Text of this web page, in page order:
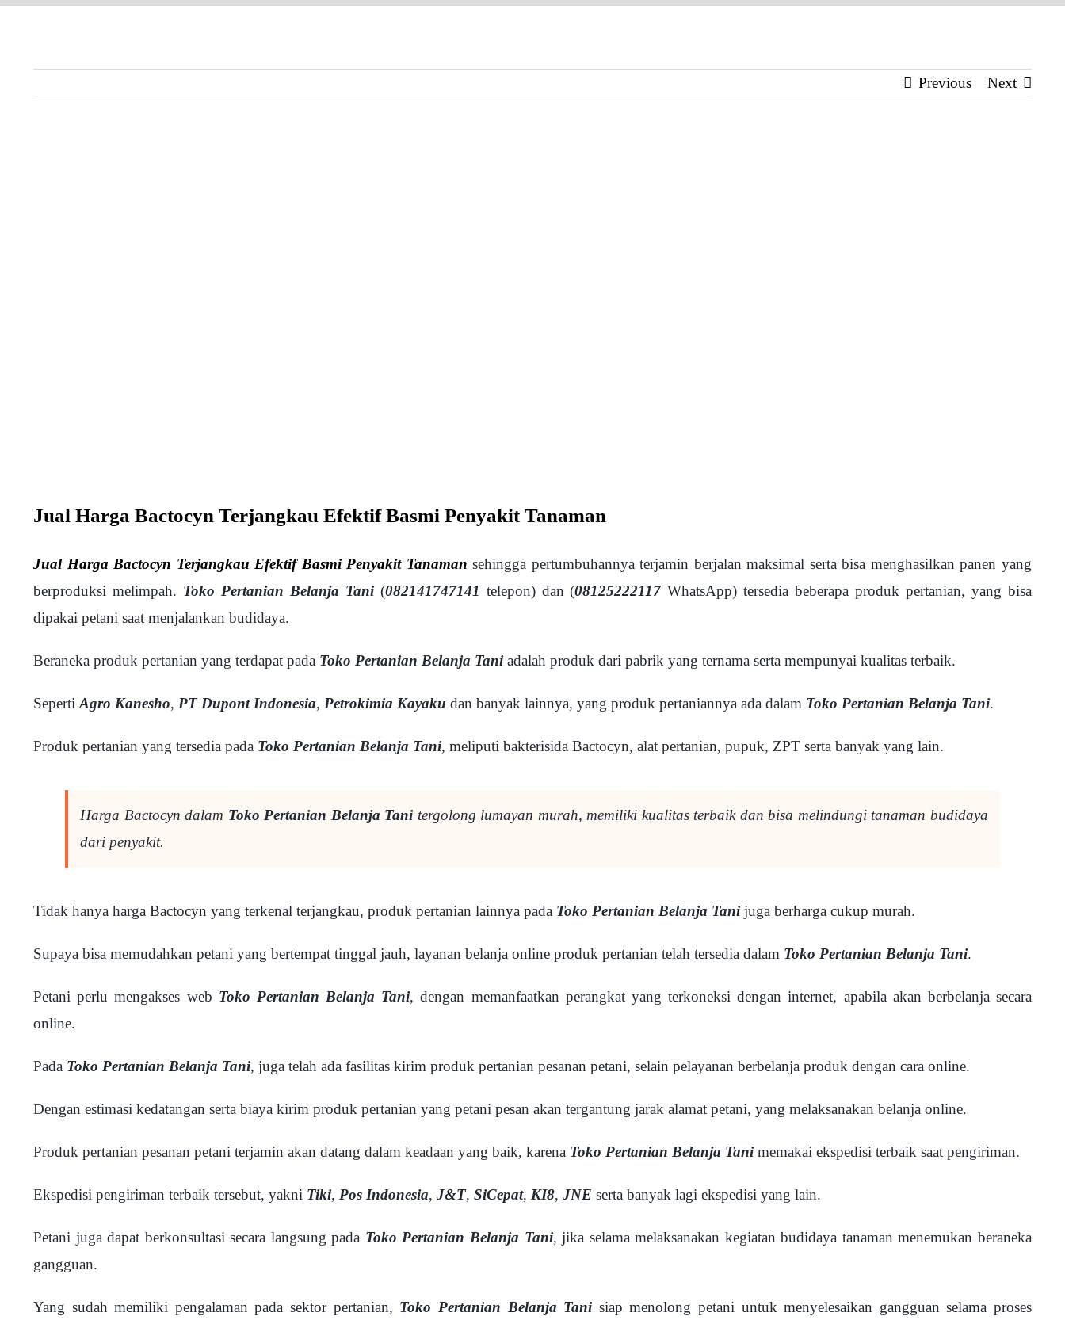
Previous Next
Jual Harga Bactocyn Terjangkau Efektif Basmi Penyakit Tanaman
Jual Harga Bactocyn Terjangkau Efektif Basmi Penyakit Tanaman sehingga pertumbuhannya terjamin berjalan maksimal serta bisa menghasilkan panen yang
berproduksi melimpah. Toko Pertanian Belanja Tani(082141747141 telepon) dan (08125222117 WhatsApp) tersedia beberapa produk pertanian, yang bisa
dipakai petani saat menjalankan budidaya.
Beraneka produk pertanian yang terdapat pada Toko Pertanian Belanja Taniadalah produk dari pabrik yang ternama serta mempunyai kualitas terbaik.
Seperti Agro Kanesho, PT Dupont Indonesia, Petrokimia Kayaku dan banyak lainnya, yang produk pertaniannya ada dalam Toko Pertanian Belanja Tani.
Produk pertanian yang tersedia pada Toko Pertanian Belanja Tani, meliputi bakterisida Bactocyn, alat pertanian, pupuk, ZPT serta banyak yang lain.
Harga Bactocyn dalam Toko Pertanian Belanja Tanitergolong lumayan murah, memiliki kualitas terbaik dan bisa melindungi tanaman budidaya
dari penyakit.
Tidak hanya harga Bactocyn yang terkenal terjangkau, produk pertanian lainnya pada Toko Pertanian Belanja Tanijuga berharga cukup murah.
Supaya bisa memudahkan petani yang bertempat tinggal jauh, layanan belanja online produk pertanian telah tersedia dalam Toko Pertanian Belanja Tani.
Petani perlu mengakses web Toko Pertanian Belanja Tani, dengan memanfaatkan perangkat yang terkoneksi dengan internet, apabila akan berbelanja secara
online.
Pada Toko Pertanian Belanja Tani, juga telah ada fasilitas kirim produk pertanian pesanan petani, selain pelayanan berbelanja produk dengan cara online.
Dengan estimasi kedatangan serta biaya kirim produk pertanian yang petani pesan akan tergantung jarak alamat petani, yang melaksanakan belanja online.
Produk pertanian pesanan petani terjamin akan datang dalam keadaan yang baik, karena Toko Pertanian Belanja Tanimemakai ekspedisi terbaik saat pengiriman.
Ekspedisi pengiriman terbaik tersebut, yakni Tiki, Pos Indonesia, J&T, SiCepat, KI8, JNE serta banyak lagi ekspedisi yang lain.
Petani juga dapat berkonsultasi secara langsung pada Toko Pertanian Belanja Tani, jika selama melaksanakan kegiatan budidaya tanaman menemukan beraneka
gangguan.
Yang sudah memiliki pengalaman pada sektor pertanian, Toko Pertanian Belanja Tanisiap menolong petani untuk menyelesaikan gangguan selama proses